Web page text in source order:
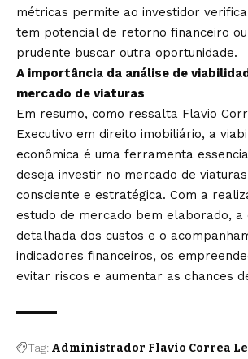
métricas permite ao investidor
tem potencial de retorno financeiro
prudente buscar outra oportunidade.
A importância da análise de
mercado de viaturas
Em resumo, como ressalta Flavio
Executivo em direito imobiliário, a
econômica é uma ferramenta
deseja investir no mercado de
consciente e estratégica. Com a
estudo de mercado bem elaborado, a
detalhada dos custos e o
indicadores financeiros, os
evitar riscos e aumentar as chances
Tag: Administrador Flavio Correa